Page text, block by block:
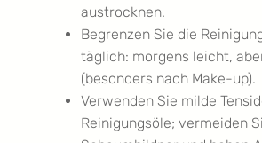
austrocknen.
Begrenzen Sie die
täglich: morgens leicht,
(besonders nach Make-up).
Verwenden Sie milde
Reinigungsöle; vermeiden